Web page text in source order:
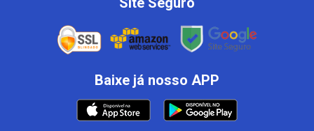
Baixe já nosso APP